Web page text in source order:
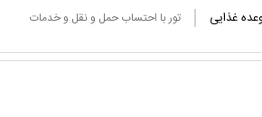
غذایی تور با احتساب حمل و نقل و خدمات